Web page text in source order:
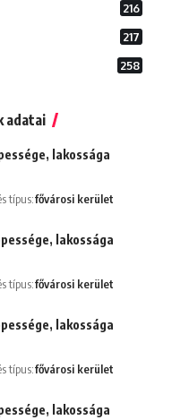
216
217
258
adatai
lakossága
típus:fővárosi kerület
lakossága
típus:fővárosi kerület
lakossága
típus:fővárosi kerület
lakossága